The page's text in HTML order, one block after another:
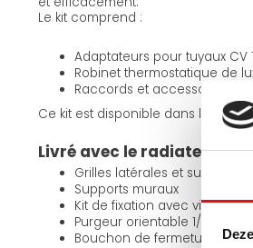
Le kit comprend :
Adaptateurs pour tuyaux CV
Robinet thermostatique de
Raccords et accessoires de
Ce kit est disponible dans les
Livré avec le radiateur :
Grilles latérales et
Supports muraux
Kit de fixation avec vis à
Purgeur orientable 1/2 pouce
Bouchon de fermeture 1/2